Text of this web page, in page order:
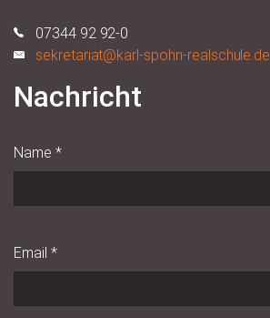
07344 92 92-0
sekretariat@karl-spohn-realschule.de
Nachricht
Name *
Email *